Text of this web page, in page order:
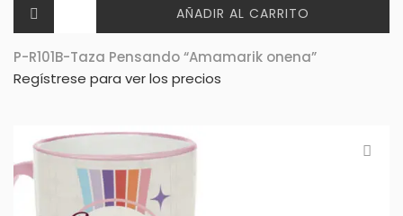
AÑADIR AL CARRITO
P-R101B-Taza Pensando “Amamarik onena”
Regístrese para ver los precios